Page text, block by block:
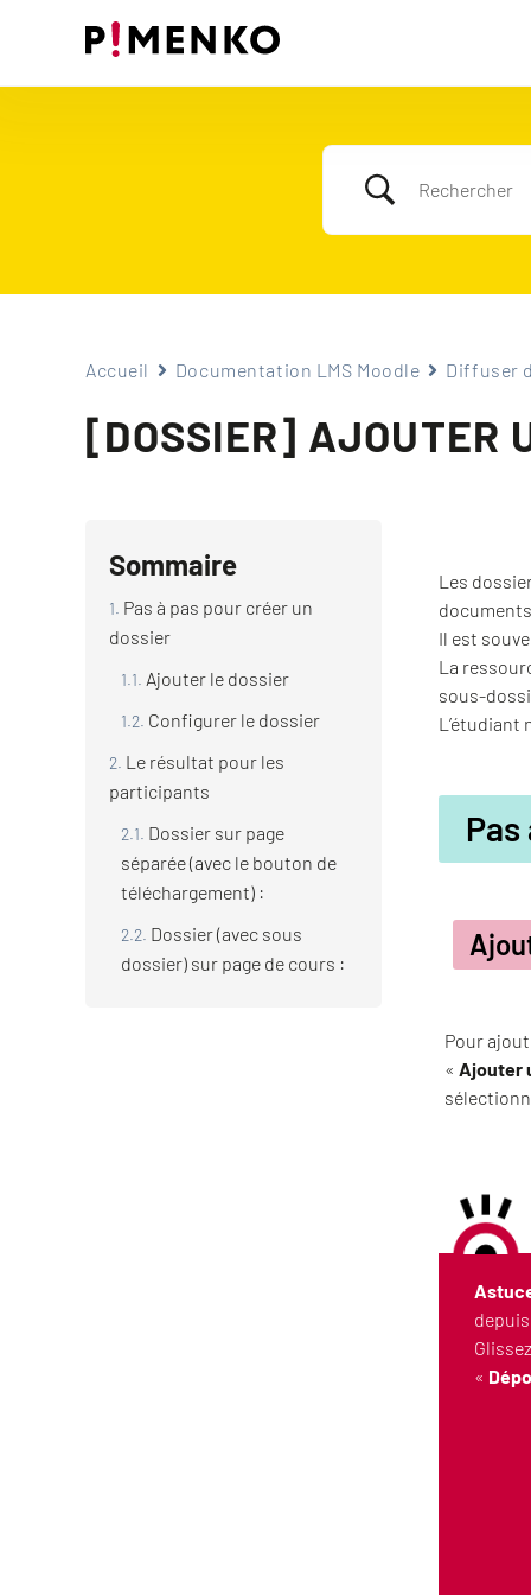
Accueil Documentation LMS Moodle Diffuser
[DOSSIER] AJOUTER
Sommaire
Pas à pas pour créer un
dossier
Ajouter le dossier
Configurer le dossier
Le résultat pour les
participants
Dossier sur page
séparée (avec le bouton de
téléchargement) :
Dossier (avec sous
dossier) sur page de cours :
Les
Il est
La
sous-
L’étudiant
Pour
« Ajouter
«